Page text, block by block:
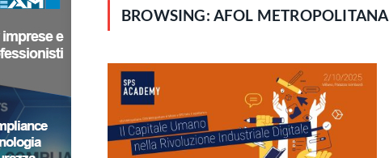
BROWSING: AFOL METROPOLITANA